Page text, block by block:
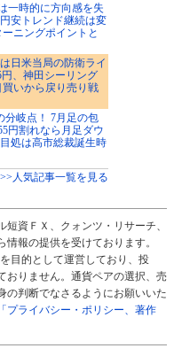
一時的に方向感を失
安トレンド継続は変
ニングポイントと
日米当局の防衛ライ
、神田シーリング
いから戻り売り戦
分岐点！ 7月足の包
円割れなら月足ダウ
処は高市総裁誕生時
>>人気記事一覧を見る
資ＦＸ、クォンツ・リサーチ、
報の提供を受けております。
目的として運営しており、投
おりません。通貨ペアの選択、売
の判断でなさるようにお願いいた
「プライバシー・ポリシー、著作